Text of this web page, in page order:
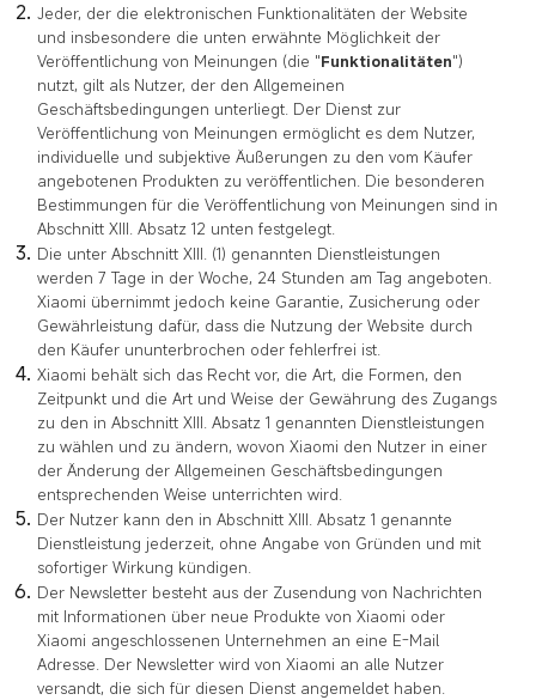
Jeder, der die elektronischen Funktionalitäten der Website
und insbesondere die unten erwähnte Möglichkeit der
Veröffentlichung von Meinungen (die "Funktionalitäten")
nutzt, gilt als Nutzer, der den Allgemeinen
Geschäftsbedingungen unterliegt. Der Dienst zur
Veröffentlichung von Meinungen ermöglicht es dem Nutzer,
individuelle und subjektive Äußerungen zu den vom Käufer
angebotenen Produkten zu veröffentlichen. Die besonderen
Bestimmungen für die Veröffentlichung von Meinungen sind in
Abschnitt XIII. Absatz 12 unten festgelegt.
Die unter Abschnitt XIII. (1) genannten Dienstleistungen
werden 7 Tage in der Woche, 24 Stunden am Tag angeboten.
Xiaomi übernimmt jedoch keine Garantie, Zusicherung oder
Gewährleistung dafür, dass die Nutzung der Website durch
den Käufer ununterbrochen oder fehlerfrei ist.
Xiaomi behält sich das Recht vor, die Art, die Formen, den
Zeitpunkt und die Art und Weise der Gewährung des Zugangs
zu den in Abschnitt XIII. Absatz 1 genannten Dienstleistungen
zu wählen und zu ändern, wovon Xiaomi den Nutzer in einer
der Änderung der Allgemeinen Geschäftsbedingungen
entsprechenden Weise unterrichten wird.
Der Nutzer kann den in Abschnitt XIII. Absatz 1 genannte
Dienstleistung jederzeit, ohne Angabe von Gründen und mit
sofortiger Wirkung kündigen.
Der Newsletter besteht aus der Zusendung von Nachrichten
mit Informationen über neue Produkte von Xiaomi oder
Xiaomi angeschlossenen Unternehmen an eine E-Mail
Adresse. Der Newsletter wird von Xiaomi an alle Nutzer
versandt, die sich für diesen Dienst angemeldet haben.